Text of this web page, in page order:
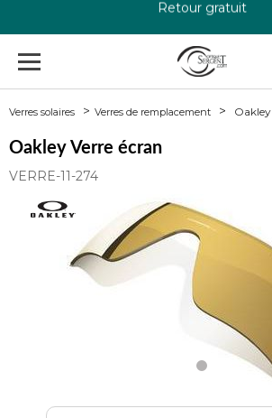
Verres solaires Verres de remplacement Oakley
Oakley Verre écran
VERRE-11-274